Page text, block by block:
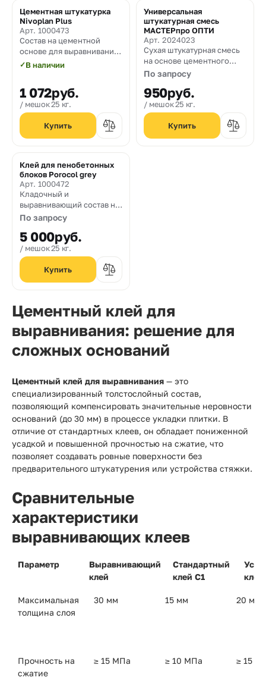
8
800
550-
03-
50
sales@mpkm.org
Цементная штукатурка
Nivoplan Plus
Арт. 1000473
Состав на цементной
основе для выравнивания
стен, потолков и полов
✓В наличии
1 072руб.
мешок 25 кг.
Универсальная
штукатурная смесь
МАСТЕРпро ОПТИ
Арт. 2024023
Сухая штукатурная смесь
на основе цементного
вяжущего с полимерными
полимерную фибру для
наружных и внутренних
работ. Толщина нанесения
5-40 мм. ГОСТ 31357 –
2007.
По запросу
950руб.
мешок 25 кг.
Клей для пенобетонных
блоков Porocol grey
Арт. 1000472
Кладочный и
выравнивающий состав на
цементной основе для
По запросу
5 000руб.
мешок 25 кг.
Цементный клей для
выравнивания: решение для
сложных оснований
Цементный клей для выравнивания — это
специализированный толстослойный состав,
позволяющий компенсировать значительные неровности
оснований (до 30 мм) в процессе укладки плитки. В
отличие от стандартных клеев, он обладает пониженной
усадкой и повышенной прочностью на сжатие, что
позволяет создавать ровные поверхности без
предварительного штукатурения или устройства стяжки.
Сравнительные
характеристики
выравнивающих клеев
Параметр
Выравнивающий
клей
Стандартный
клей C1
клей
Максимальная
толщина слоя
30 мм 15 мм 20 мм
Прочность на
сжатие
≥ 15 МПа ≥ 10 МПа ≥ 15